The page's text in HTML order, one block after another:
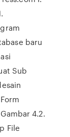
baru
Sub
4.2.
File